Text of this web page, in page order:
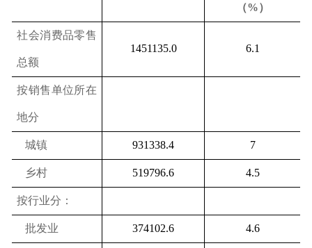
（%）
社会消费品零售
总额
1451135.0 6.1
按销售单位所在
地分
城镇 931338.4 7
乡村 519796.6 4.5
按行业分：
批发业 374102.6 4.6